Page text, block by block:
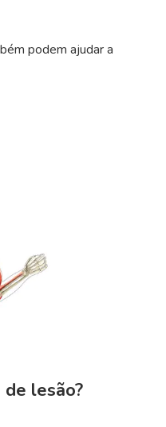
podem ajudar a
lesão?